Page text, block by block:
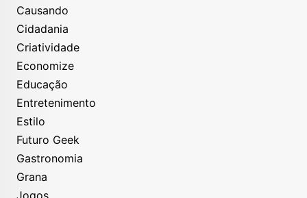
Causando
Cidadania
Criatividade
Economize
Educação
Entretenimento
Estilo
Futuro Geek
Gastronomia
Grana
Jogos